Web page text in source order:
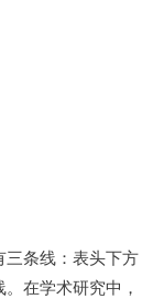
三条线：表头下方
在学术研究中，